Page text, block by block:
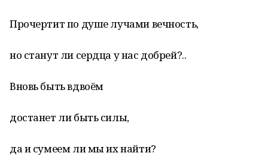
Прочертит по душе лучами вечность,
но станут ли сердца у нас добрей?..
Вновь быть вдвоём
достанет ли быть силы,
да и сумеем ли мы их найти?